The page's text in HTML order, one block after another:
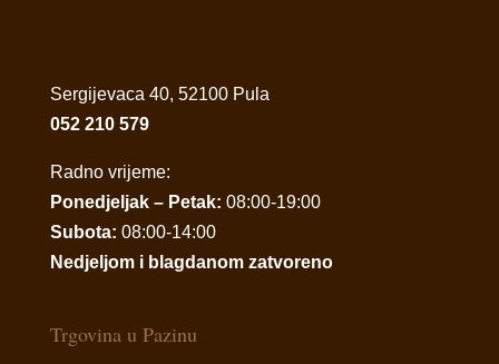
Sergijevaca 40, 52100 Pula
052 210 579
Radno vrijeme:
Ponedjeljak – Petak: 08:00-19:00
Subota: 08:00-14:00
Nedjeljom i blagdanom zatvoreno
Trgovina u Pazinu